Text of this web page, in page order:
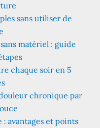
sans utiliser de
matériel : guide
chaque soir en 5
chronique par
avantages et points